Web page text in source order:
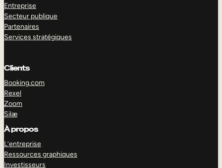
Entreprise
Secteur publique
Partenaires
Services stratégiques
Clients
Booking.com
Rexel
Zoom
Silæ
À propos
L’entreprise
Ressources graphiques
Investisseurs